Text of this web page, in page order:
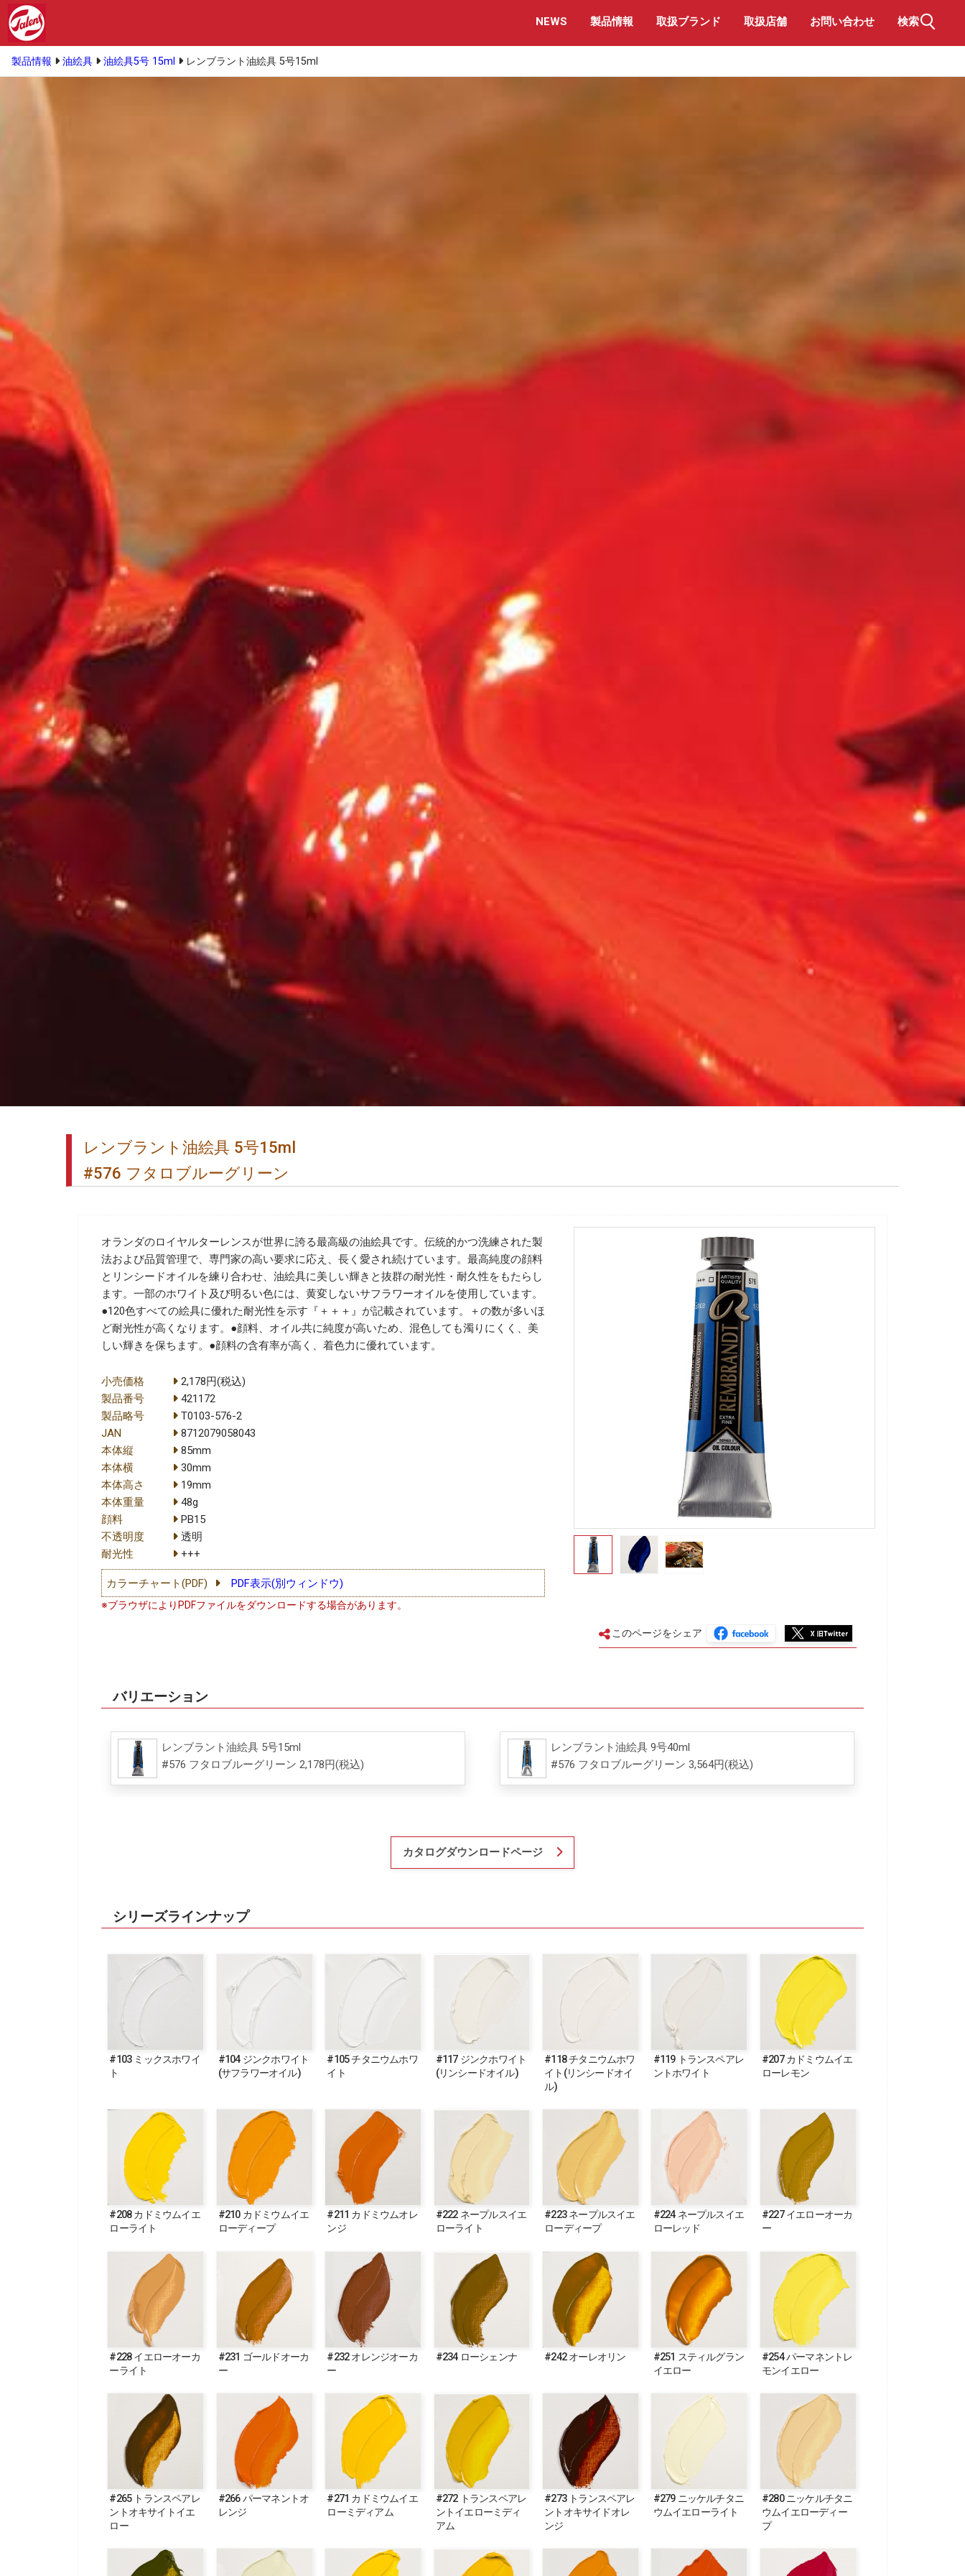
NEWS 製品情報 取扱ブランド 取扱店舗 お問い合わせ 検索
製品情報 油絵具 油絵具5号 15ml レンブラント油絵具 5号15ml
レンブラント油絵具 5号15ml
#576 フタロブルーグリーン
オランダのロイヤルターレンスが世界に誇る最高級の油絵具です。伝統的かつ洗練された製
法および品質管理で、専門家の高い要求に応え、長く愛され続けています。最高純度の顔料
とリンシードオイルを練り合わせ、油絵具に美しい輝きと抜群の耐光性・耐久性をもたらし
ます。一部のホワイト及び明るい色には、黄変しないサフラワーオイルを使用しています。
●120色すべての絵具に優れた耐光性を示す『＋＋＋』が記載されています。＋の数が多いほ
ど耐光性が高くなります。●顔料、オイル共に純度が高いため、混色しても濁りにくく、美
しい輝きを保ちます。●顔料の含有率が高く、着色力に優れています。
小売価格
2,178円(税込)
製品番号
421172
製品略号
T0103-576-2
JAN
8712079058043
本体縦
85mm
本体横
30mm
本体高さ
19mm
本体重量
48g
顔料
PB15
不透明度
透明
耐光性
+++
カラーチャート(PDF) PDF表示(別ウィンドウ)
※ブラウザによりPDFファイルをダウンロードする場合があります。
このページをシェア
バリエーション
レンブラント油絵具 5号15ml
#576 フタロブルーグリーン 2,178円(税込)
レンブラント油絵具 9号40ml
#576 フタロブルーグリーン 3,564円(税込)
カタログダウンロードページ
シリーズラインナップ
#103 ミックスホワイ
ト
#104 ジンクホワイト
(サフラワーオイル)
#105 チタニウムホワ
イト
#117 ジンクホワイト
(リンシードオイル)
#118 チタニウムホワ
イト(リンシードオイ
ル)
#119 トランスペアレ
ントホワイト
#207 カドミウムイエ
ローレモン
#208 カドミウムイエ
ローライト
#210 カドミウムイエ
ローディープ
#211 カドミウムオレ
ンジ
#222 ネープルスイエ
ローライト
#223 ネープルスイエ
ローディープ
#224 ネープルスイエ
ローレッド
#227 イエローオーカ
ー
#228 イエローオーカ
ーライト
#231 ゴールドオーカ
ー
#232 オレンジオーカ
ー
#234 ローシェンナ #242 オーレオリン
#251 スティルグラン
イエロー
#254 パーマネントレ
モンイエロー
#265 トランスペアレ
ントオキサイトイエ
ロー
#266 パーマネントオ
レンジ
#271 カドミウムイエ
ローミディアム
#272 トランスペアレ
ントイエローミディ
アム
#273 トランスペアレ
ントオキサイドオレ
ンジ
#279 ニッケルチタニ
ウムイエローライト
#280 ニッケルチタニ
ウムイエローディー
プ